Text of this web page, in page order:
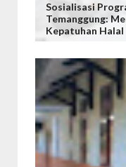
Sosialisasi
Temanggung:
Kepatuhan Halal